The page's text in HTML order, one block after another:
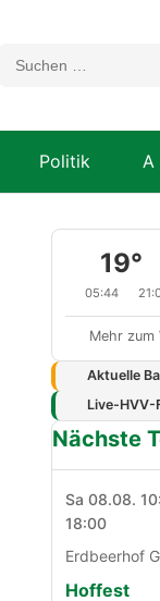
Politik A
19°
05:44
Mehr
Aktuelle
Live-HVV-
Nächste
Sa 08.08.
18:00
Erdbeerhof
Hoffest